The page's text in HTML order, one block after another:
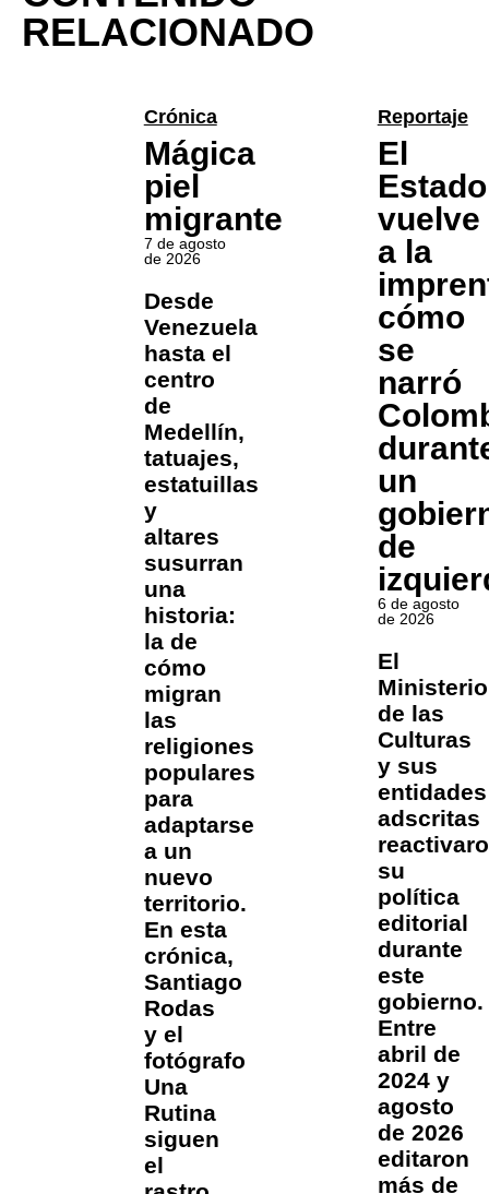
RELACIONADO
Crónica
Mágica
piel
migrante
7 de agosto
de 2026
Desde
Venezuela
hasta el
centro
de
Medellín,
tatuajes,
estatuillas
y
altares
susurran
una
historia:
la de
cómo
migran
las
religiones
populares
para
adaptarse
a un
nuevo
territorio.
En esta
crónica,
Santiago
Rodas
y el
fotógrafo
Una
Rutina
siguen
el
Reportaje
El
Estado
vuelve
a la
cómo
se
narró
un
de
6 de agosto
de 2026
El
Ministerio
de las
Culturas
y sus
entidades
adscritas
su
política
editorial
durante
este
gobierno.
Entre
abril de
2024 y
agosto
de 2026
editaron
más de